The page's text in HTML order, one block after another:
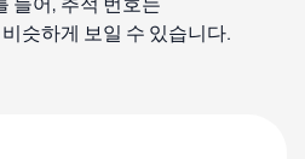
슷하게 보일 수 있습니다.